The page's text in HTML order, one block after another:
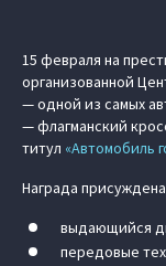
15 февраля на
организованной
— одной из самых
— флагманский
титул «Автомобиль
Награда
выдающийся
передовые